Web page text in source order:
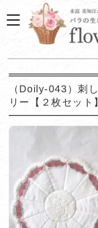
（Doily-043）刺
リー【２枚セット